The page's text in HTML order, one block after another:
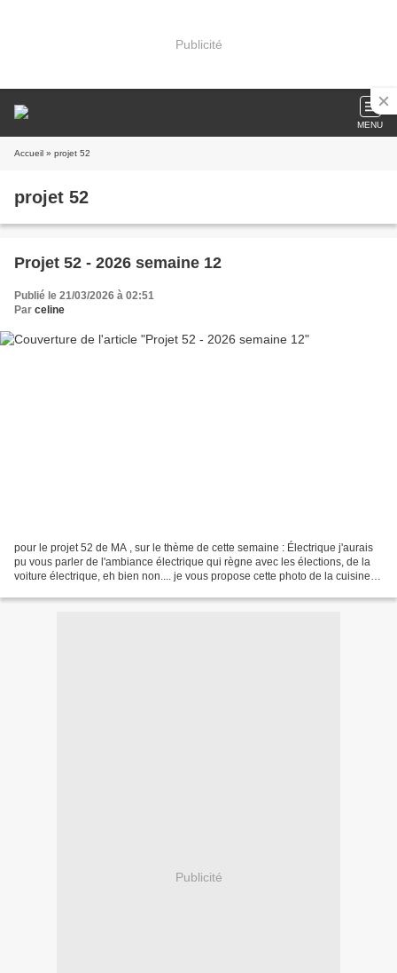
Publicité
MENU
Accueil » projet 52
projet 52
Projet 52 - 2026 semaine 12
Publié le 21/03/2026 à 02:51
Par celine
pour le projet 52 de MA , sur le thème de cette semaine : Électrique j'aurais
pu vous parler de l'ambiance électrique qui règne avec les élections, de la
voiture électrique, eh bien non.... je vous propose cette photo de la cuisine
Publicité